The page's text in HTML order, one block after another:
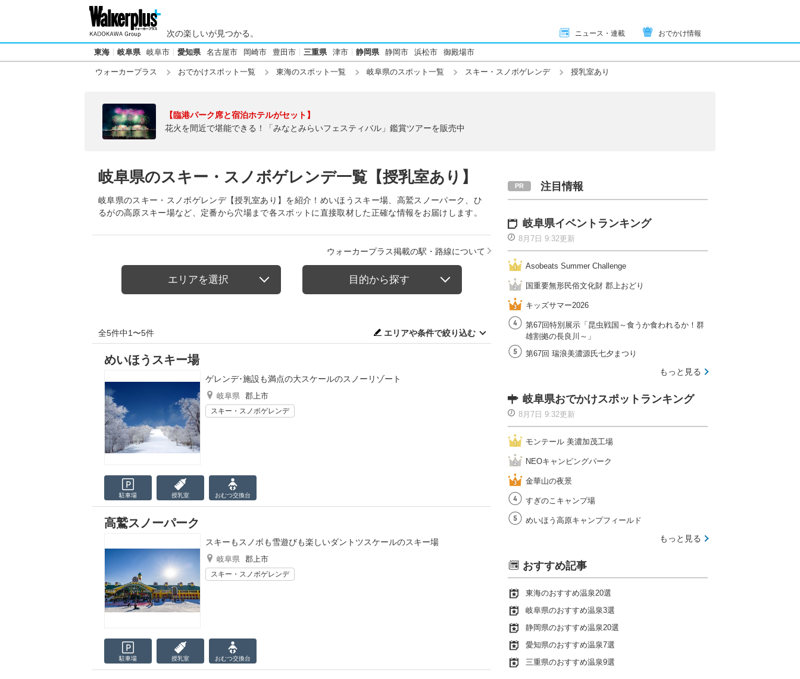
次の楽しいが見つかる。 ニュース・連載 おでかけ情報
東海 岐阜県 岐阜市 愛知県 名古屋市 岡崎市 豊田市 三重県 津市 静岡県 静岡市 浜松市 御殿場市
ウォーカープラス おでかけスポット一覧 東海のスポット一覧 岐阜県のスポット一覧 スキー・スノボゲレンデ 授乳室あり
【臨港パーク席と宿泊ホテルがセット】
花火を間近で堪能できる！「みなとみらいフェスティバル」鑑賞ツアーを販売中
岐阜県のスキー・スノボゲレンデ一覧【授乳室あり】
岐阜県のスキー・スノボゲレンデ【授乳室あり】を紹介！めいほうスキー場、高鷲スノーパーク、ひ
るがの高原スキー場など、定番から穴場まで各スポットに直接取材した正確な情報をお届けします。
ウォーカープラス掲載の駅・路線について
エリアを選択 目的から探す
全5件中1〜5件 エリアや条件で絞り込む
めいほうスキー場
ゲレンデ･施設も満点の大スケールのスノーリゾート
岐阜県 郡上市
スキー・スノボゲレンデ
駐車場 授乳室 おむつ交換台
高鷲スノーパーク
スキーもスノボも雪遊びも楽しいダントツスケールのスキー場
岐阜県 郡上市
スキー・スノボゲレンデ
駐車場 授乳室 おむつ交換台
注目情報
岐阜県イベントランキング
8月7日 9:32更新
Asobeats Summer Challenge
国重要無形民俗文化財 郡上おどり
キッズサマー2026
第67回特別展示「昆虫戦国～食うか食われるか！群
雄割拠の長良川～」
第67回 瑞浪美濃源氏七夕まつり
もっと見る
岐阜県おでかけスポットランキング
8月7日 9:32更新
モンテール 美濃加茂工場
NEOキャンピングパーク
金華山の夜景
すぎのこキャンプ場
めいほう高原キャンプフィールド
もっと見る
おすすめ記事
東海のおすすめ温泉20選
岐阜県のおすすめ温泉3選
静岡県のおすすめ温泉20選
愛知県のおすすめ温泉7選
三重県のおすすめ温泉9選